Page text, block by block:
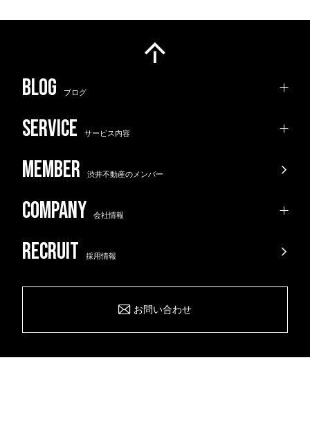
ブログ
サービス内容
渋井不動産のメンバー
会社情報
採用情報
お問い合わせ